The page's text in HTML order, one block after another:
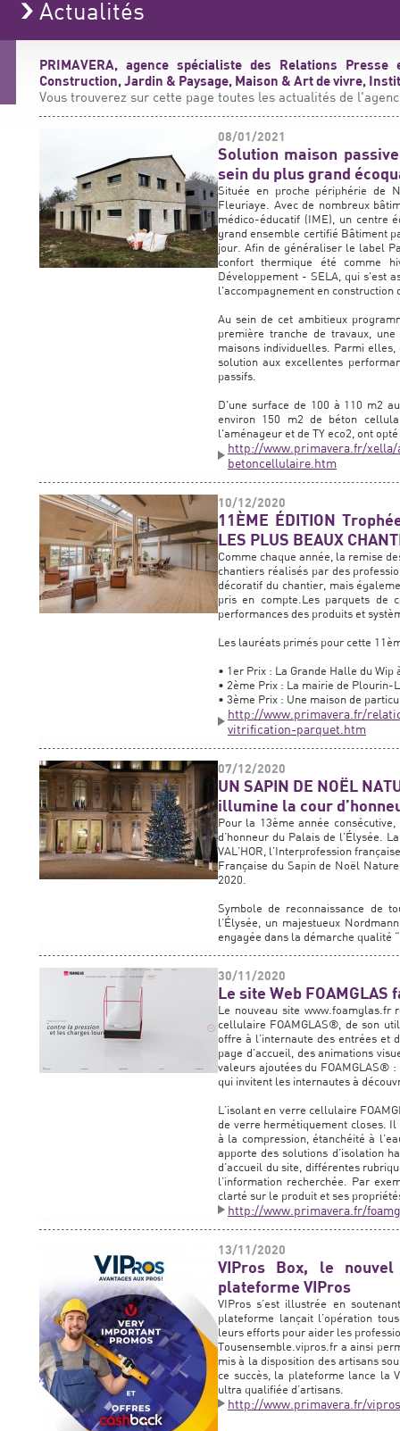
Actualités
PRIMAVERA, agence spécialiste des Relations
Construction, Jardin & Paysage, Maison & Art de vivre,
Vous trouverez sur cette page toutes les actualités de
08/01/2021
Solution maison
sein du plus grand
Située en proche périphérie de
Fleuriaye. Avec de nombreux
médico-éducatif (IME), un centre
grand ensemble certifié Bâtiment
jour. Afin de généraliser le label
confort thermique été comme
Développement - SELA, qui s'est
l'accompagnement en construction
Au sein de cet ambitieux
première tranche de travaux,
maisons individuelles. Parmi
solution aux excellentes
passifs.
D'une surface de 100 à 110 m2
environ 150 m2 de béton
l'aménageur et de TY eco2, ont
http://www.primavera.fr/
betoncellulaire.htm
10/12/2020
11ÈME ÉDITION
LES PLUS BEAUX
Comme chaque année, la remise
chantiers réalisés par des
décoratif du chantier, mais
pris en compte.Les parquets de
performances des produits et
Les lauréats primés pour cette
• 1er Prix : La Grande Halle du
• 2ème Prix : La mairie de Plourin-
• 3ème Prix : Une maison de
http://www.primavera.fr/
vitrification-parquet.htm
07/12/2020
UN SAPIN DE NOËL
illumine la cour
Pour la 13ème année
d’honneur du Palais de l’Élysée.
VAL’HOR, l’Interprofession
Française du Sapin de Noël
2020.
Symbole de reconnaissance de
l’Élysée, un majestueux
engagée dans la démarche qualité
30/11/2020
Le site Web FOAMGLAS
Le nouveau site www.foamglas.fr
cellulaire FOAMGLAS®, de son
offre à l’internaute des entrées et
page d’accueil, des animations
valeurs ajoutées du FOAMGLAS®
qui invitent les internautes à
L’isolant en verre cellulaire
de verre hermétiquement closes.
à la compression, étanchéité à
apporte des solutions d’isolation
d’accueil du site, différentes
l’information recherchée. Par
clarté sur le produit et ses
http://www.primavera.fr/
13/11/2020
VIPros Box, le
plateforme VIPros
VIPros s’est illustrée en
plateforme lançait l’opération
leurs efforts pour aider les
Tousensemble.vipros.fr a ainsi
mis à la disposition des artisans
ce succès, la plateforme lance la
ultra qualifiée d’artisans.
http://www.primavera.fr/